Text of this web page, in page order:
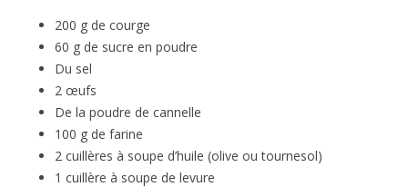
200 g de courge
60 g de sucre en poudre
Du sel
2 œufs
De la poudre de cannelle
100 g de farine
2 cuillères à soupe d’huile (olive ou tournesol)
1 cuillère à soupe de levure